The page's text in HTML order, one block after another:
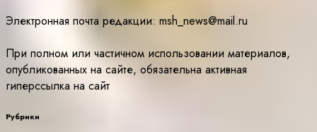
Электронная почта редакции: msh_news@mail.ru
При полном или частичном использовании материалов,
опубликованных на сайте, обязательна активная
гиперссылка на сайт
Рубрики